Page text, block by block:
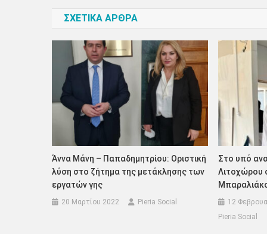
ΣΧΕΤΙΚΑ ΑΡΘΡΑ
Άννα Μάνη – Παπαδημητρίου: Οριστική
λύση στο ζήτημα της μετάκλησης των
εργατών γης
20 Μαρτίου 2022 Pieria Social
Στο υπό
Λιτοχώρου
12
Pieria Social